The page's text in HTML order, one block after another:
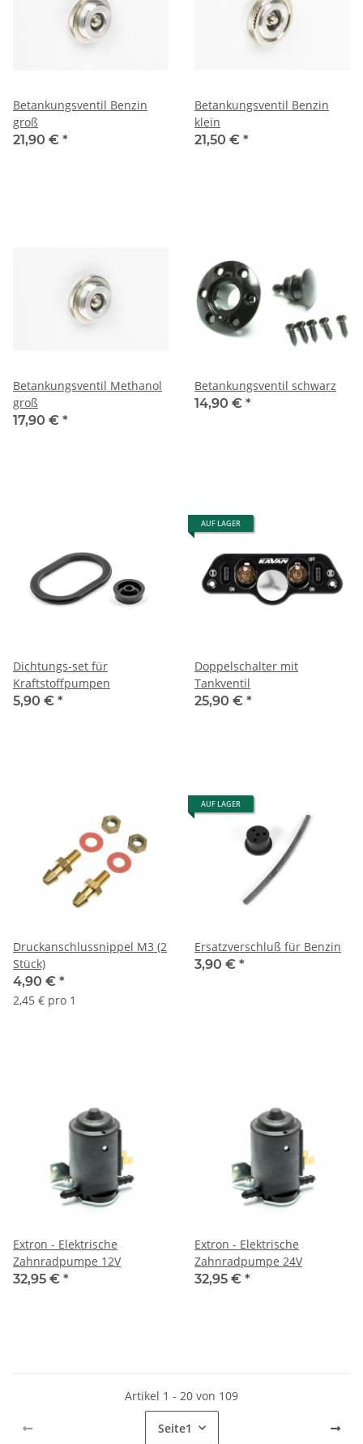
Betankungsventil Benzin
groß
21,90 € *
Betankungsventil Benzin
klein
21,50 € *
Betankungsventil Methanol
groß
17,90 € *
Betankungsventil schwarz
14,90 € *
Dichtungs-set für
Kraftstoffpumpen
5,90 € *
AUF LAGER
Doppelschalter mit
Tankventil
25,90 € *
Druckanschlussnippel M3 (2
Stück)
4,90 € *
2,45 € pro 1
AUF LAGER
Ersatzverschluß für Benzin
3,90 € *
Extron - Elektrische
Zahnradpumpe 12V
32,95 € *
Extron - Elektrische
Zahnradpumpe 24V
32,95 € *
Artikel 1 - 20 von 109
Seite1